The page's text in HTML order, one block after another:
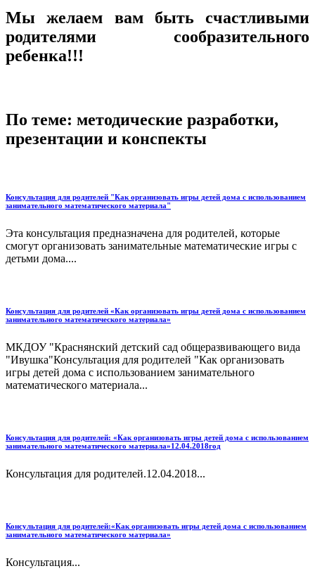
Мы желаем вам быть счастливыми
родителями сообразительного
ребенка!!!
По теме: методические разработки,
презентации и конспекты
Консультация для родителей "Как организовать игры детей дома с использованием
занимательного математического материала"
Эта консультация предназначена для родителей, которые
смогут организовать занимательные математические игры с
детьми дома....
Консультация для родителей «Как организовать игры детей дома с использованием
занимательного математического материала»
МКДОУ "Краснянский детский сад общеразвивающего вида
"Ивушка"Консультация для родителей "Как организовать
игры детей дома с использованием занимательного
математического материала...
Консультация для родителей: «Как организовать игры детей дома с использованием
занимательного математического материала»12.04.2018год
Консультация для родителей.12.04.2018...
Консультация для родителей:«Как организовать игры детей дома с использованием
занимательного математического материала»
Консультация...